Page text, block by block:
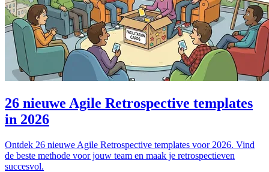
26 nieuwe Agile Retrospective templates
in 2026
Ontdek 26 nieuwe Agile Retrospective templates voor 2026. Vind
de beste methode voor jouw team en maak je retrospectieven
succesvol.